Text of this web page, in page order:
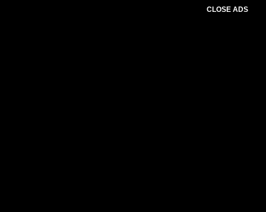
CLOSE ADS